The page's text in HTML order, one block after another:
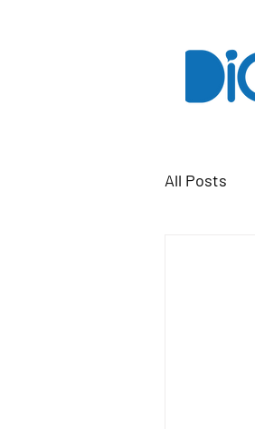
All Posts